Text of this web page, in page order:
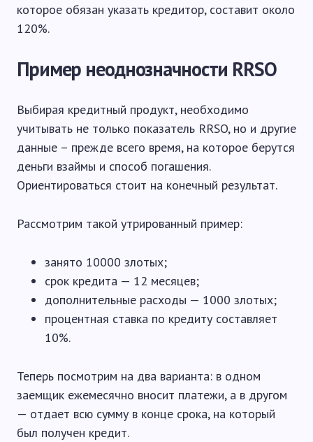
которое обязан указать кредитор, составит около
120%.
Пример неоднозначности RRSO
Выбирая кредитный продукт, необходимо
учитывать не только показатель RRSO, но и другие
данные – прежде всего время, на которое берутся
деньги взаймы и способ погашения.
Ориентироваться стоит на конечный результат.
Рассмотрим такой утрированный пример:
занято 10000 злотых;
срок кредита — 12 месяцев;
дополнительные расходы — 1000 злотых;
процентная ставка по кредиту составляет
10%.
Теперь посмотрим на два варианта: в одном
заемщик ежемесячно вносит платежи, а в другом
— отдает всю сумму в конце срока, на который
был получен кредит.